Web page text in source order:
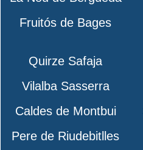
Fruitós de Bages
Quirze Safaja
Vilalba Sasserra
Caldes de Montbui
Pere de Riudebitlles